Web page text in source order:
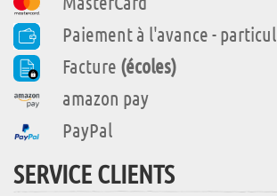
Paiement à l'avance -
Facture (écoles)
amazon pay
PayPal
SERVICE CLIENTS